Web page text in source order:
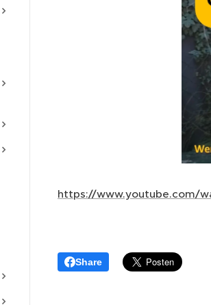
https://www.youtube.com/
Share